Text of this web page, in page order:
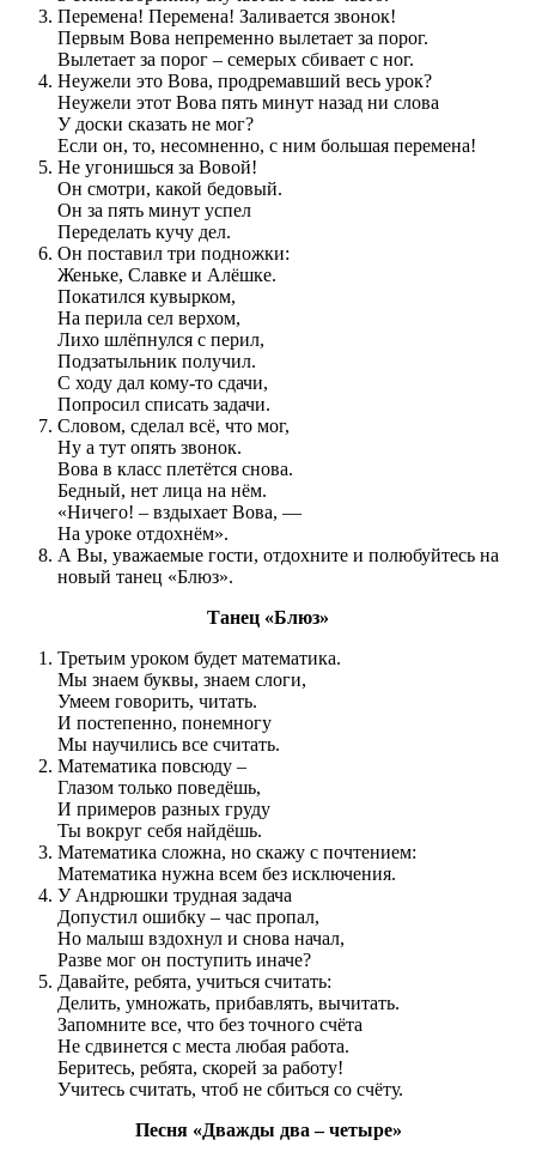
Перемена! Перемена! Заливается звонок!
Первым Вова непременно вылетает за порог.
Вылетает за порог – семерых сбивает с ног.
Неужели это Вова, продремавший весь урок?
Неужели этот Вова пять минут назад ни слова
У доски сказать не мог?
Если он, то, несомненно, с ним большая перемена!
Не угонишься за Вовой!
Он смотри, какой бедовый.
Он за пять минут успел
Переделать кучу дел.
Он поставил три подножки:
Женьке, Славке и Алёшке.
Покатился кувырком,
На перила сел верхом,
Лихо шлёпнулся с перил,
Подзатыльник получил.
С ходу дал кому-то сдачи,
Попросил списать задачи.
Словом, сделал всё, что мог,
Ну а тут опять звонок.
Вова в класс плетётся снова.
Бедный, нет лица на нём.
«Ничего! – вздыхает Вова, —
На уроке отдохнём».
А Вы, уважаемые гости, отдохните и полюбуйтесь на
новый танец «Блюз».
Танец «Блюз»
Третьим уроком будет математика.
Мы знаем буквы, знаем слоги,
Умеем говорить, читать.
И постепенно, понемногу
Мы научились все считать.
Математика повсюду –
Глазом только поведёшь,
И примеров разных груду
Ты вокруг себя найдёшь.
Математика сложна, но скажу с почтением:
Математика нужна всем без исключения.
У Андрюшки трудная задача
Допустил ошибку – час пропал,
Но малыш вздохнул и снова начал,
Разве мог он поступить иначе?
Давайте, ребята, учиться считать:
Делить, умножать, прибавлять, вычитать.
Запомните все, что без точного счёта
Не сдвинется с места любая работа.
Беритесь, ребята, скорей за работу!
Учитесь считать, чтоб не сбиться со счёту.
Песня «Дважды два – четыре»